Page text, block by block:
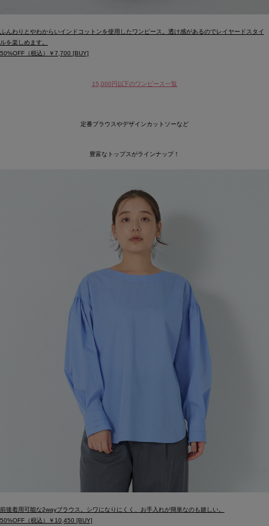
ふんわりとやわからいインドコットンを使用したワンピース。透け感があるのでレイヤードスタイ
ルを楽しめます。
50%OFF（税込）￥7,700 [BUY]
15,000円以下のワンピース一覧
定番ブラウスやデザインカットソーなど
豊富なトップスがラインナップ！
前後着用可能な2wayブラウス。シワになりにくく、お手入れが簡単なのも嬉しい。
50%OFF（税込）￥10,450 [BUY]